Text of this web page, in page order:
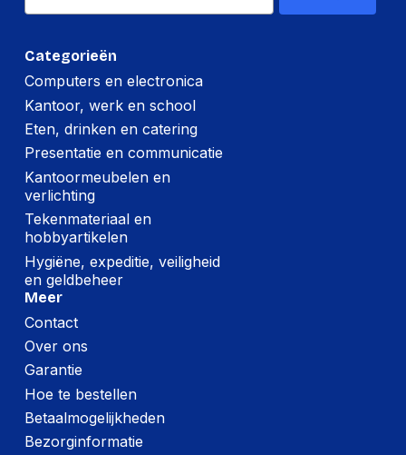
Stroomverbruik
Stroomverbruik (in
standby)
Verbruik (modus
Economisch)
200 W
Gewicht en omvang
Diepte verpakking
Hoogte verpakking
140 mm
Breedte verpakking
Gewicht verpakking
Inhoud van de verpakking
Meegeleverde kabels
Categorieën
Computers en electronica
Kantoor, werk en school
Eten, drinken en catering
Presentatie en communicatie
Kantoormeubelen en
verlichting
Tekenmateriaal en
hobbyartikelen
Hygiëne, expeditie, veiligheid
en geldbeheer
Meer
Contact
Over ons
Garantie
Hoe te bestellen
Betaalmogelijkheden
Bezorginformatie